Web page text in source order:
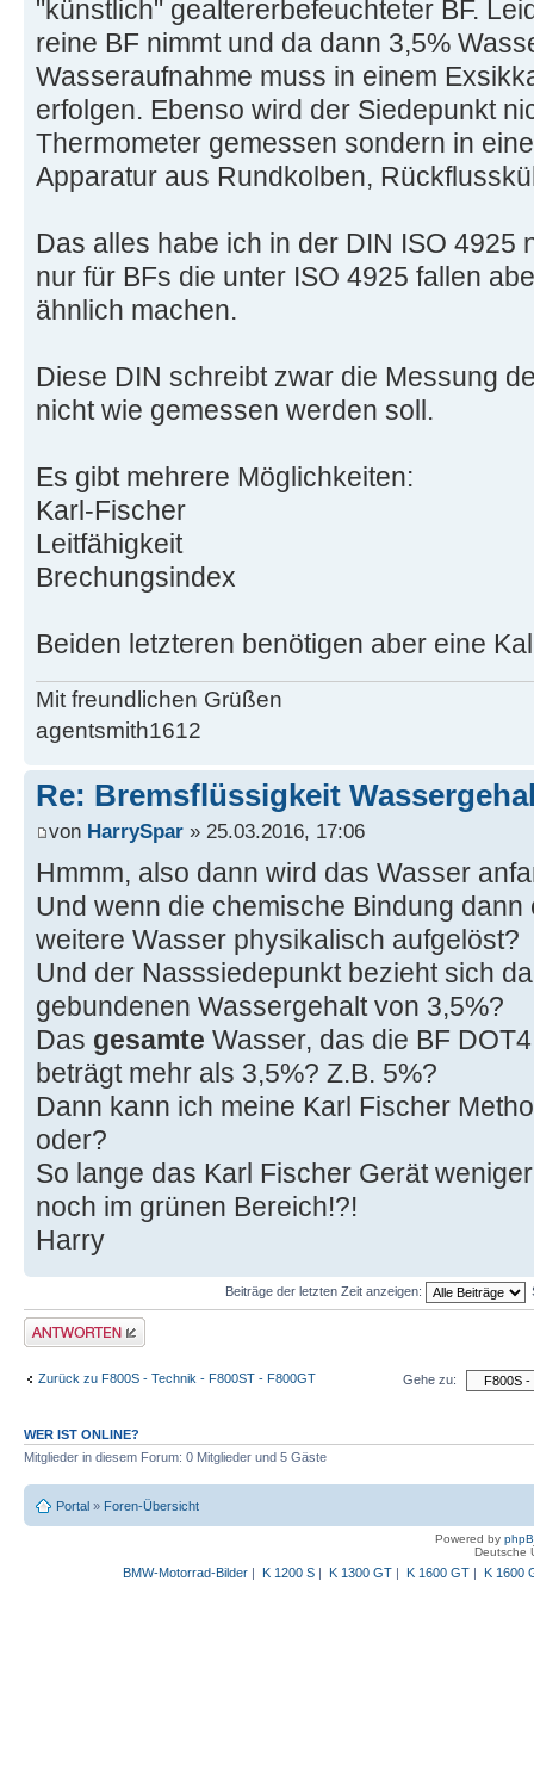
"künstlich" gealtererbefeuchteter BF.
reine BF nimmt und da dann 3,5%
Wasseraufnahme muss in einem
erfolgen. Ebenso wird der Siedepunkt
Thermometer gemessen sondern in
Apparatur aus Rundkolben,
Das alles habe ich in der DIN ISO 4925
nur für BFs die unter ISO 4925 fallen
ähnlich machen.
Diese DIN schreibt zwar die Messung
nicht wie gemessen werden soll.
Es gibt mehrere Möglichkeiten:
Karl-Fischer
Leitfähigkeit
Brechungsindex
Beiden letzteren benötigen aber eine
Mit freundlichen Grüßen
agentsmith1612
Re: Bremsflüssigkeit
von HarrySpar » 25.03.2016, 17:06
Hmmm, also dann wird das Wasser
Und wenn die chemische Bindung
weitere Wasser physikalisch aufgelöst?
Und der Nasssiedepunkt bezieht sich
gebundenen Wassergehalt von 3,5%?
Das gesamte Wasser, das die BF
beträgt mehr als 3,5%? Z.B. 5%?
Dann kann ich meine Karl Fischer
oder?
So lange das Karl Fischer Gerät
noch im grünen Bereich!?!
Harry
Beiträge der letzten Zeit anzeigen:
Antwort schreiben
Zurück zu F800S - Technik - F800ST - F800GT Gehe zu:
WER IST ONLINE?
Mitglieder in diesem Forum: 0 Mitglieder und 5 Gäste
Portal » Foren-Übersicht
Powered by
Deutsche
BMW-Motorrad-Bilder| K 1200 S| K 1300 GT| K 1600 GT| K 1600